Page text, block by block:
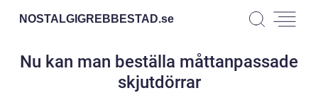
NOSTALGIGREBBESTAD.se
Nu kan man beställa måttanpassade
skjutdörrar